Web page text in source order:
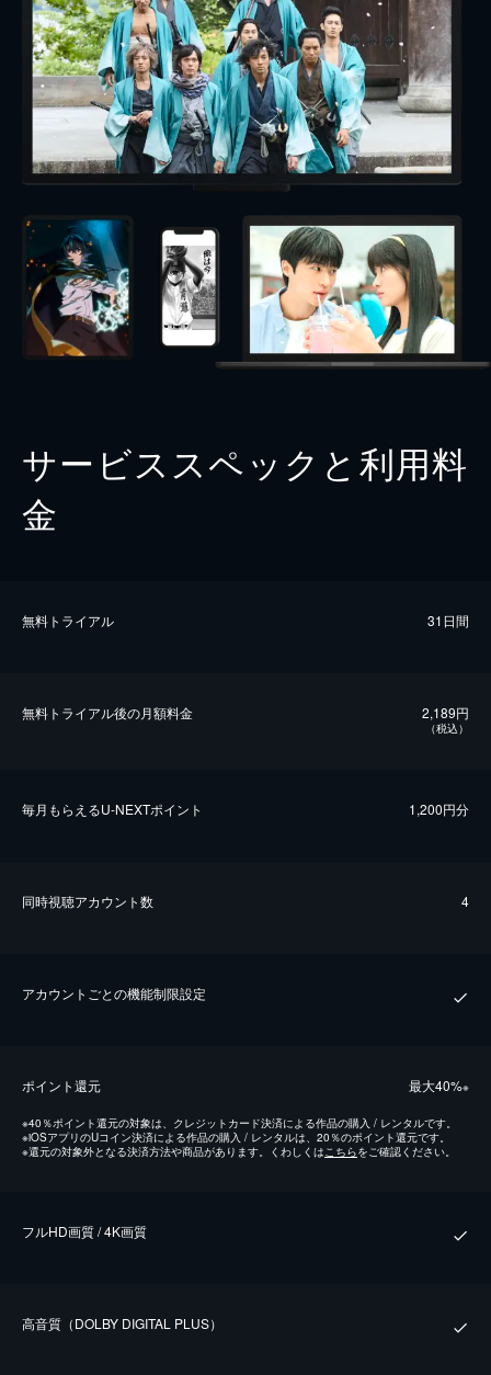
サービススペックと利用料
金
無料トライアル 31日間
無料トライアル後の⽉額料金 2,189円
（税込）
毎⽉もらえるU-NEXTポイント 1,200円分
同時視聴アカウント数 4
アカウントごとの機能制限設定
ポイント還元 最⼤40%※
※40％ポイント還元の対象は、クレジットカード決済による作品の購入 / レンタルです。
※iOSアプリのUコイン決済による作品の購入 / レンタルは、20％のポイント還元です。
※還元の対象外となる決済方法や商品があります。くわしくはこちらをご確認ください。
フルHD画質 / 4K画質
⾼⾳質（DOLBY DIGITAL PLUS）